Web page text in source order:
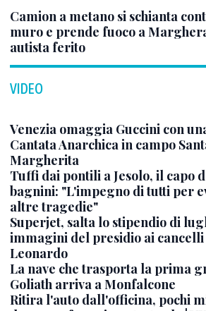
Camion a metano si schianta
muro e prende fuoco a
autista ferito
VIDEO
Venezia omaggia Guccini con
Cantata Anarchica in campo
Margherita
Tuffi dai pontili a Jesolo, il capo
bagnini: "L'impegno di tutti per
altre tragedie"
Superjet, salta lo stipendio di
immagini del presidio ai cancelli
Leonardo
La nave che trasporta la prima
Goliath arriva a Monfalcone
Ritira l'auto dall'officina, pochi